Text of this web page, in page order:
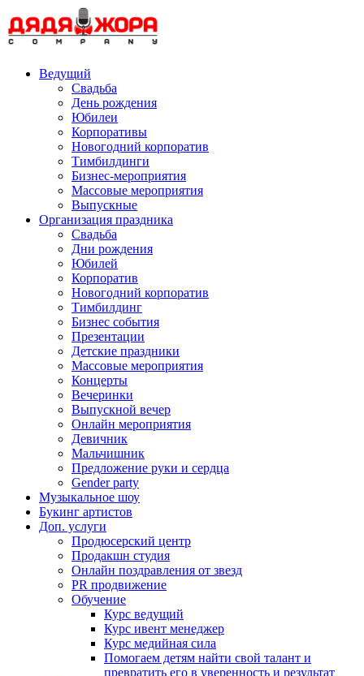
to
content
Ведущий
Свадьба
День рождения
Юбилеи
Корпоративы
Новогодний корпоратив
Тимбилдинги
Бизнес-мероприятия
Массовые мероприятия
Выпускные
Организация праздника
Свадьба
Дни рождения
Юбилей
Корпоратив
Новогодний корпоратив
Тимбилдинг
Бизнес события
Презентации
Детские праздники
Массовые мероприятия
Концерты
Вечеринки
Выпускной вечер
Онлайн мероприятия
Девичник
Мальчишник
Предложение руки и сердца
Gender party
Музыкальное шоу
Букинг артистов
Доп. услуги
Продюсерский центр
Продакшн студия
Онлайн поздравления от звезд
PR продвижение
Обучение
Курс ведущий
Курс ивент менеджер
Курс медийная сила
Помогаем детям найти свой талант и
превратить его в уверенность и результат